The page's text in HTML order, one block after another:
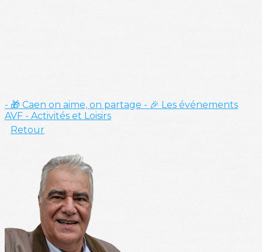
- 🎁 Caen on aime, on partage - 🎉 Les événements
AVF - Activités et Loisirs
Retour